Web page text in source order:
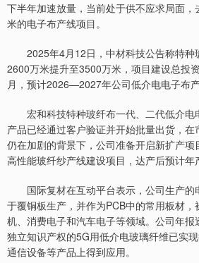
下半年加速放量，当前处于供不应求局面
米的电子布产线项目。
2025年4月12日，中材科技公告称特种
2600万米提升至3500万米，项目建设总投
月，预计2026—2027年公司低介电电子布产
宏和科技特种玻纤布一代、二代低介电
产品已经通过客户验证并开始批量出货，在
仍在加剧的背景下，公司准备开启新扩产
高性能玻纤纱产线建设项目，达产后预计年
国际复材在互动平台表示，公司生产的
于覆铜板生产，并作为PCB中的常用板材
机、消费电子和汽车电子等领域。公司年
独立知识产权的5G用低介电玻璃纤维已实
通信设备等产品上得到应用。